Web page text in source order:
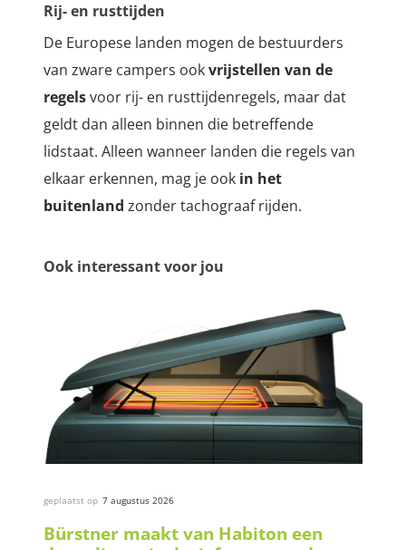
Rij- en rusttijden
De Europese landen mogen de bestuurders
van zware campers ookvrijstellen van de
regelsvoor rij- en rusttijdenregels, maar dat
geldt dan alleen binnen die betreffende
lidstaat. Alleen wanneer landen die regels van
elkaar erkennen, mag je ook in het
buitenland zonder tachograaf rijden.
Ook interessant voor jou
geplaatst op 7 augustus 2026
Bürstner maakt van Habiton een